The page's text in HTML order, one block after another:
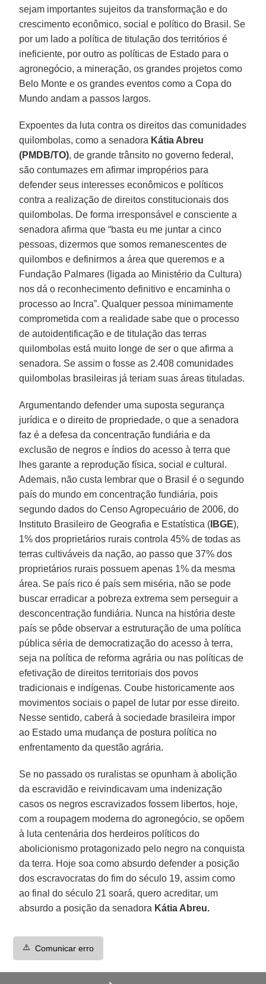
sejam importantes sujeitos da transformação e do
crescimento econômico, social e político do Brasil. Se
por um lado a política de titulação dos territórios é
ineficiente, por outro as políticas de Estado para o
agronegócio, a mineração, os grandes projetos como
Belo Monte e os grandes eventos como a Copa do
Mundo andam a passos largos.
Expoentes da luta contra os direitos das comunidades
quilombolas, como a senadora Kátia Abreu
(PMDB/TO), de grande trânsito no governo federal,
são contumazes em afirmar impropérios para
defender seus interesses econômicos e políticos
contra a realização de direitos constitucionais dos
quilombolas. De forma irresponsável e consciente a
senadora afirma que “basta eu me juntar a cinco
pessoas, dizermos que somos remanescentes de
quilombos e definirmos a área que queremos e a
Fundação Palmares (ligada ao Ministério da Cultura)
nos dá o reconhecimento definitivo e encaminha o
processo ao Incra”. Qualquer pessoa minimamente
comprometida com a realidade sabe que o processo
de autoidentificação e de titulação das terras
quilombolas está muito longe de ser o que afirma a
senadora. Se assim o fosse as 2.408 comunidades
quilombolas brasileiras já teriam suas áreas tituladas.
Argumentando defender uma suposta segurança
jurídica e o direito de propriedade, o que a senadora
faz é a defesa da concentração fundiária e da
exclusão de negros e índios do acesso à terra que
lhes garante a reprodução física, social e cultural.
Ademais, não custa lembrar que o Brasil é o segundo
país do mundo em concentração fundiária, pois
segundo dados do Censo Agropecuário de 2006, do
Instituto Brasileiro de Geografia e Estatística ( IBGE),
1% dos proprietários rurais controla 45% de todas as
terras cultiváveis da nação, ao passo que 37% dos
proprietários rurais possuem apenas 1% da mesma
área. Se país rico é país sem miséria, não se pode
buscar erradicar a pobreza extrema sem perseguir a
desconcentração fundiária. Nunca na história deste
país se pôde observar a estruturação de uma política
pública séria de democratização do acesso à terra,
seja na política de reforma agrária ou nas políticas de
efetivação de direitos territoriais dos povos
tradicionais e indígenas. Coube historicamente aos
movimentos sociais o papel de lutar por esse direito.
Nesse sentido, caberá à sociedade brasileira impor
ao Estado uma mudança de postura política no
enfrentamento da questão agrária.
Se no passado os ruralistas se opunham à abolição
da escravidão e reivindicavam uma indenização
casos os negros escravizados fossem libertos, hoje,
com a roupagem moderna do agronegócio, se opõem
à luta centenária dos herdeiros políticos do
abolicionismo protagonizado pelo negro na conquista
da terra. Hoje soa como absurdo defender a posição
dos escravocratas do fim do século 19, assim como
ao final do século 21 soará, quero acreditar, um
absurdo a posição da senadora Kátia Abreu.
⚠️ Comunicar erro